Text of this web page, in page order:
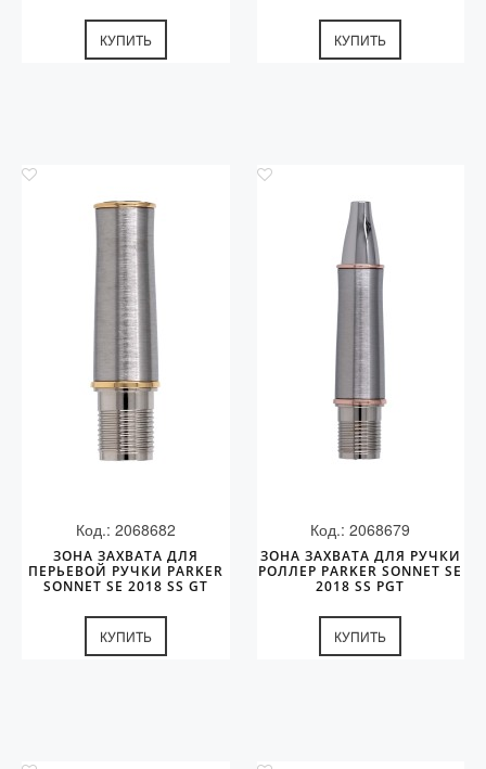
КУПИТЬ КУПИТЬ
Код.: 2068682
ЗОНА ЗАХВАТА ДЛЯ
ПЕРЬЕВОЙ РУЧКИ PARKER
SONNET SE 2018 SS GT
КУПИТЬ
Код.: 2068679
ЗОНА ЗАХВАТА ДЛЯ РУЧКИ
РОЛЛЕР PARKER SONNET SE
2018 SS PGT
КУПИТЬ